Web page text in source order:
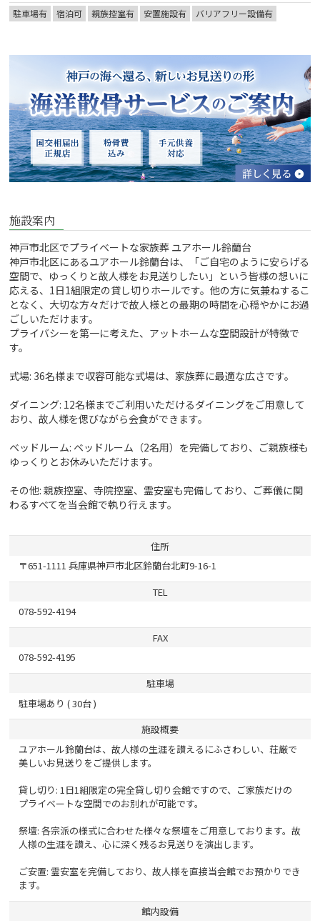
駐車場有 宿泊可 親族控室有 安置施設有 バリアフリー設備有
施設案内
神戸市北区でプライベートな家族葬 ユアホール鈴蘭台
神戸市北区にあるユアホール鈴蘭台は、「ご自宅のように安らげる
空間で、ゆっくりと故人様をお見送りしたい」という皆様の想いに
応える、1日1組限定の貸し切りホールです。他の方に気兼ねするこ
となく、大切な方々だけで故人様との最期の時間を心穏やかにお過
ごしいただけます。
プライバシーを第一に考えた、アットホームな空間設計が特徴で
す。
式場: 36名様まで収容可能な式場は、家族葬に最適な広さです。
ダイニング: 12名様までご利用いただけるダイニングをご用意して
おり、故人様を偲びながら会食ができます。
ベッドルーム: ベッドルーム（2名用）を完備しており、ご親族様も
ゆっくりとお休みいただけます。
その他: 親族控室、寺院控室、霊安室も完備しており、ご葬儀に関
わるすべてを当会館で執り行えます。
住所
〒651-1111 兵庫県神戸市北区鈴蘭台北町9-16-1
TEL
078-592-4194
FAX
078-592-4195
駐車場
駐車場あり ( 30台 )
施設概要
ユアホール鈴蘭台は、故人様の生涯を讃えるにふさわしい、荘厳で
美しいお見送りをご提供します。
貸し切り: 1日1組限定の完全貸し切り会館ですので、ご家族だけの
プライベートな空間でのお別れが可能です。
祭壇: 各宗派の様式に合わせた様々な祭壇をご用意しております。故
人様の生涯を讃え、心に深く残るお見送りを演出します。
ご安置: 霊安室を完備しており、故人様を直接当会館でお預かりでき
ます。
館内設備